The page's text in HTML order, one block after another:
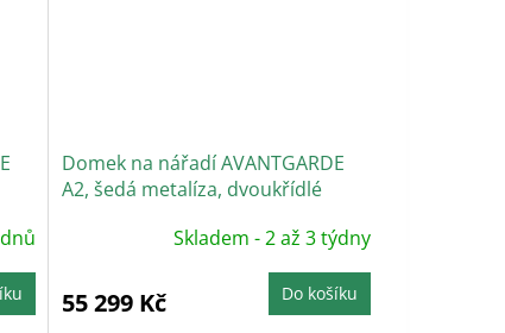
Domek na nářadí AVANTGARDE
A2, šedá metalíza, dvoukřídlé
Skladem - 2 až 3 týdny
55 299 Kč Do košíku